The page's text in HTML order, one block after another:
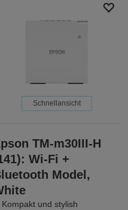
Schnellansicht
TM-m30III-H
Wi-Fi +
Model,
Kompakt und stylish